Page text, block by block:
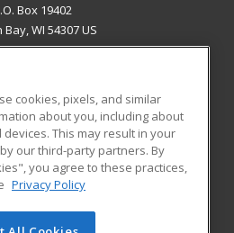
Box 19402
WI 54307 US
RESOURCES
Student Blog
cookies, pixels, and similar
about you, including about
This may result in your
our third-party partners. By
you agree to these practices,
Privacy Policy